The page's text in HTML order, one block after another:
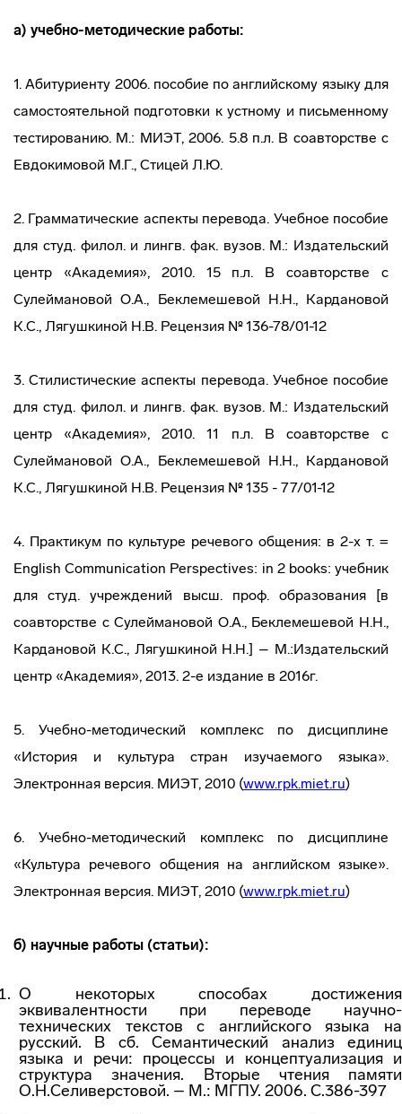
а) учебно-методические работы:
1. Абитуриенту 2006. пособие по английскому языку для
самостоятельной подготовки к устному и письменному
тестированию. М.: МИЭТ, 2006. 5.8 п.л. В соавторстве с
Евдокимовой М.Г., Стицей Л.Ю.
2. Грамматические аспекты перевода. Учебное пособие
для студ. филол. и лингв. фак. вузов. М.: Издательский
центр «Академия», 2010. 15 п.л. В соавторстве с
Сулеймановой О.А., Беклемешевой Н.Н., Кардановой
К.С., Лягушкиной Н.В. Рецензия № 136-78/01-12
3. Стилистические аспекты перевода. Учебное пособие
для студ. филол. и лингв. фак. вузов. М.: Издательский
центр «Академия», 2010. 11 п.л. В соавторстве с
Сулеймановой О.А., Беклемешевой Н.Н., Кардановой
К.С., Лягушкиной Н.В. Рецензия № 135 - 77/01-12
4. Практикум по культуре речевого общения: в 2-х т. =
English Communication Perspectives: in 2 books: учебник
для студ. учреждений высш. проф. образования [в
соавторстве с Сулеймановой О.А., Беклемешевой Н.Н.,
Кардановой К.С., Лягушкиной Н.Н.] – М.:Издательский
центр «Академия», 2013. 2-е издание в 2016г.
5. Учебно-методический комплекс по дисциплине
«История и культура стран изучаемого языка».
Электронная версия. МИЭТ, 2010 (www.rpk.miet.ru)
6. Учебно-методический комплекс по дисциплине
«Культура речевого общения на английском языке».
Электронная версия. МИЭТ, 2010 (www.rpk.miet.ru)
б) научные работы (статьи):
О некоторых способах достижения
эквивалентности при переводе научно-
технических текстов с английского языка на
русский. В сб. Семантический анализ единиц
языка и речи: процессы и концептуализация и
структура значения. Вторые чтения памяти
О.Н.Селиверстовой. – М.: МГПУ. 2006. С.386-397